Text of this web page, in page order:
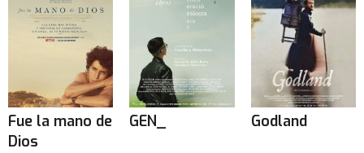
Fue la mano de
Dios
GEN_ Godland